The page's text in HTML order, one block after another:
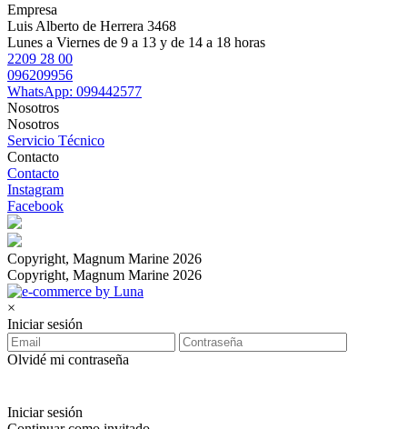
Empresa
Luis Alberto de Herrera 3468
Lunes a Viernes de 9 a 13 y de 14 a 18 horas
2209 28 00
096209956
WhatsApp: 099442577
Nosotros
Nosotros
Servicio Técnico
Contacto
Contacto
Instagram
Facebook
Copyright, Magnum Marine 2026
Copyright, Magnum Marine 2026
×
Iniciar sesión
Olvidé mi contraseña
Iniciar sesión